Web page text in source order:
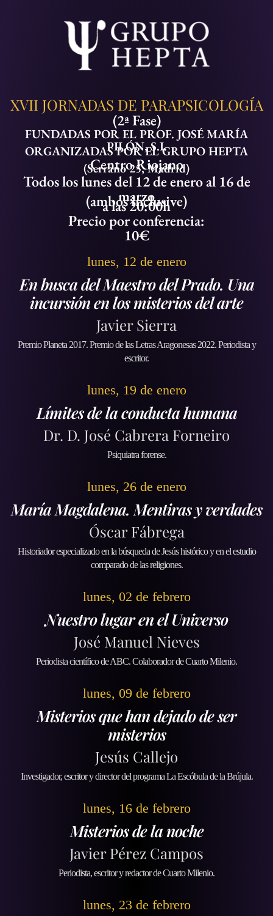
XVII JORNADAS DE PARAPSICOLOGÍA
(2ª Fase)
FUNDADAS POR EL PROF. JOSÉ MARÍA
PILÓN, S.I.
ORGANIZADAS POR EL GRUPO HEPTA
Centro Riojano
(Serrano 25, Madrid)
Todos los lunes del 12 de enero al 16 de
marzo
(ambos inclusive)
a las 20:00h
Precio por conferencia:
10€
lunes, 12 de enero
En busca del Maestro del Prado. Una
incursión en los misterios del arte
Javier Sierra
Premio Planeta 2017. Premio de las Letras Aragonesas 2022. Periodista y
escritor.
lunes, 19 de enero
Límites de la conducta humana
Dr. D. José Cabrera Forneiro
Psiquiatra forense.
lunes, 26 de enero
María Magdalena. Mentiras y verdades
Óscar Fábrega
Historiador especializado en la búsqueda de Jesús histórico y en el estudio
comparado de las religiones.
lunes, 02 de febrero
Nuestro lugar en el Universo
José Manuel Nieves
Periodista científico de ABC. Colaborador de Cuarto Milenio.
lunes, 09 de febrero
Misterios que han dejado de ser
misterios
Jesús Callejo
Investigador, escritor y director del programa La Escóbula de la Brújula.
lunes, 16 de febrero
Misterios de la noche
Javier Pérez Campos
Periodista, escritor y redactor de Cuarto Milenio.
lunes, 23 de febrero